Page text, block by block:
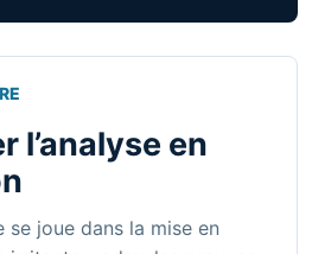
l’analyse en
se joue dans la mise en